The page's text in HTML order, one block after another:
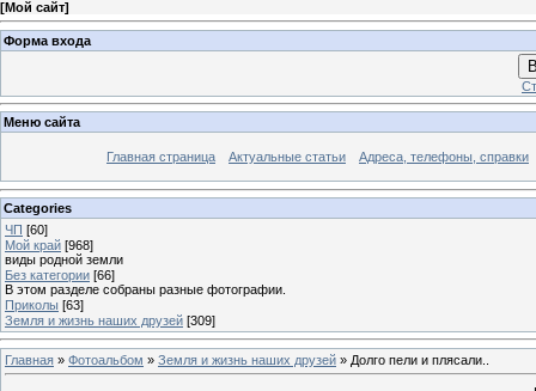
[Мой сайт]
Форма входа
Меню сайта
Главная страница Актуальные статьи Адреса, телефоны, справки
Categories
ЧП [60]
Мой край [968]
виды родной земли
Без категории [66]
В этом разделе собраны разные фотографии.
Приколы [63]
Земля и жизнь наших друзей [309]
Главная » Фотоальбом » Земля и жизнь наших друзей » Долго пели и плясали..